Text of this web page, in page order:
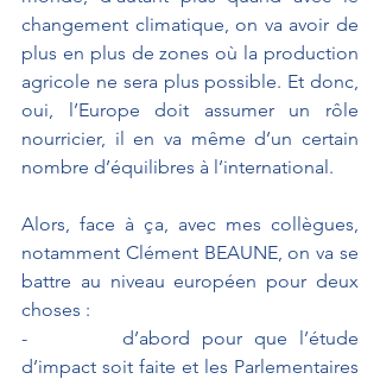
changement climatique, on va avoir de
plus en plus de zones où la production
agricole ne sera plus possible. Et donc,
oui, l’Europe doit assumer un rôle
nourricier, il en va même d’un certain
nombre d’équilibres à l’international.
Alors, face à ça, avec mes collègues,
notamment Clément BEAUNE, on va se
battre au niveau européen pour deux
choses :
-        d’abord pour que l’étude
d’impact soit faite et les Parlementaires